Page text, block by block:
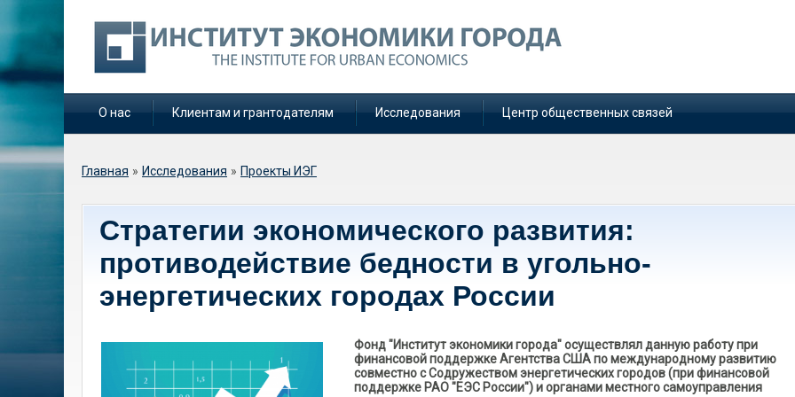
О нас Клиентам и грантодателям Исследования Центр общественных связей
Вы здесь
Главная » Исследования » Проекты ИЭГ
Стратегии экономического развития:
противодействие бедности в угольно-
энергетических городах России
Фонд "Институт экономики города" осуществлял данную работу при
финансовой поддержке Агентства США по международному развитию
совместно с Содружеством энергетических городов (при финансовой
поддержке РАО "ЕЭС России") и органами местного самоуправления